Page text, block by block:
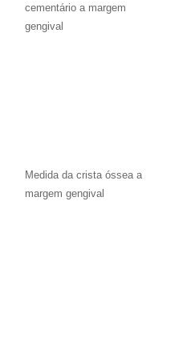
cementário a margem
gengival
Medida da crista óssea a
margem gengival